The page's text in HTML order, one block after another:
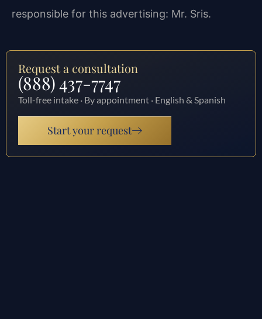
responsible for this advertising: Mr. Sris.
Request a consultation
(888) 437-7747
Toll-free intake · By appointment · English & Spanish
Start your request